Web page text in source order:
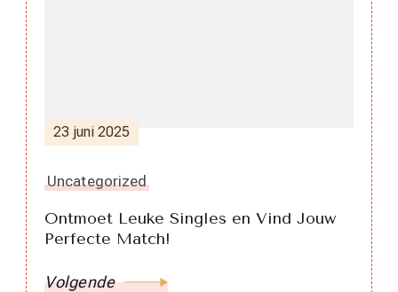
23 juni 2025
Uncategorized
Ontmoet Leuke Singles en Vind Jouw
Perfecte Match!
Volgende